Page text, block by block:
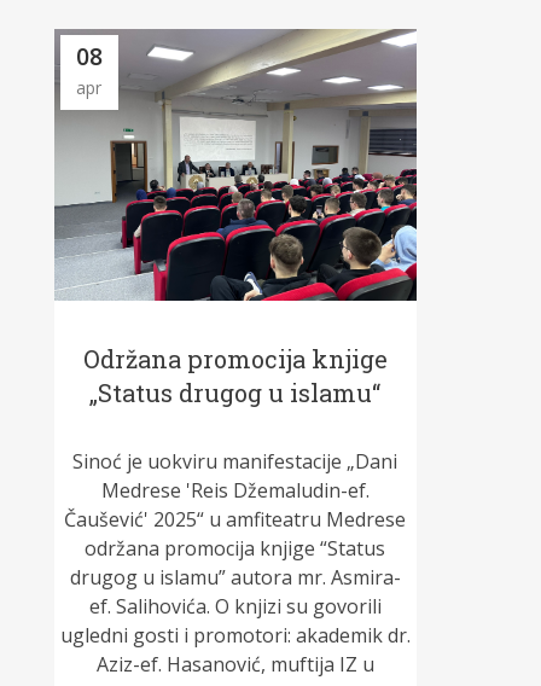
08
apr
Održana promocija knjige
„Status drugog u islamu“
Sinoć je uokviru manifestacije „Dani
Medrese 'Reis Džemaludin-ef.
Čaušević' 2025“ u amfiteatru Medrese
održana promocija knjige “Status
drugog u islamu” autora mr. Asmira-
ef. Salihovića. O knjizi su govorili
ugledni gosti i promotori: akademik dr.
Aziz-ef. Hasanović, muftija IZ u